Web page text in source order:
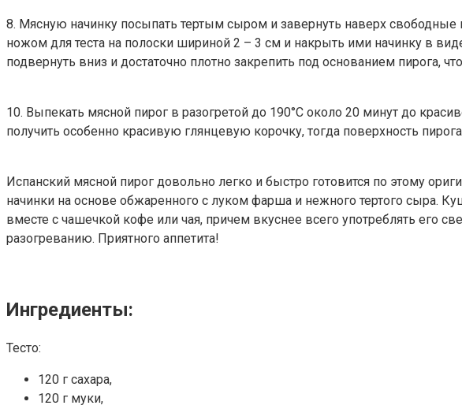
8. Мясную начинку посыпать тертым сыром и завернуть наверх
ножом для теста на полоски шириной 2 – 3 см и накрыть ими начинку в
подвернуть вниз и достаточно плотно закрепить под основанием пирога,
10. Выпекать мясной пирог в разогретой до 190°С около 20 минут до
получить особенно красивую глянцевую корочку, тогда поверхность
Испанский мясной пирог довольно легко и быстро готовится по этому
начинки на основе обжаренного с луком фарша и нежного тертого сыра.
вместе с чашечкой кофе или чая, причем вкуснее всего употреблять его
разогреванию. Приятного аппетита!
Ингредиенты:
Тесто:
120 г сахара,
120 г муки,